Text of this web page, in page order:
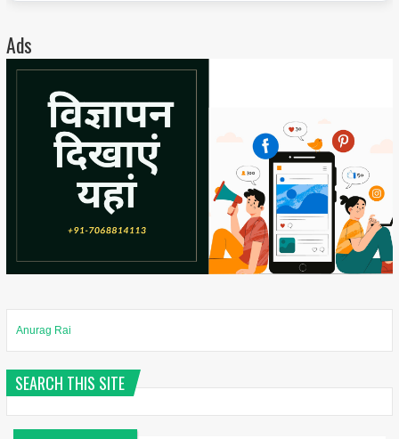
Ads
Anurag Rai
SEARCH THIS SITE